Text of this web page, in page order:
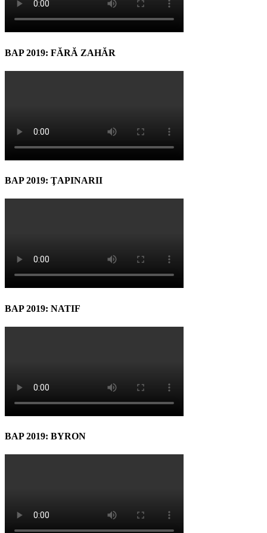
BAP 2019: FĂRĂ ZAHĂR
BAP 2019: ŢAPINARII
BAP 2019: NATIF
BAP 2019: BYRON